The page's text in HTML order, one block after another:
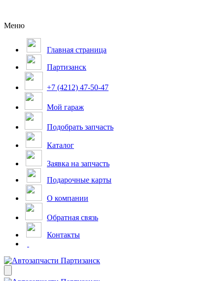
Меню
Главная страница
Партизанск
+7 (4212) 47-50-47
Мой гараж
Подобрать запчасть
Каталог
Заявка на запчасть
Подарочные карты
О компании
Обратная связь
Контакты